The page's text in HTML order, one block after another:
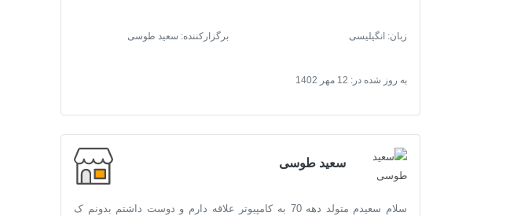
زبان: انگیلیسی برگزارکننده: سعید طوسی
به روز شده در: 12 مهر 1402
سعید طوسی
سلام سعیدم متولد دهه 70 به کامپیوتر علاقه دارم و دوست داشتم بدونم ک